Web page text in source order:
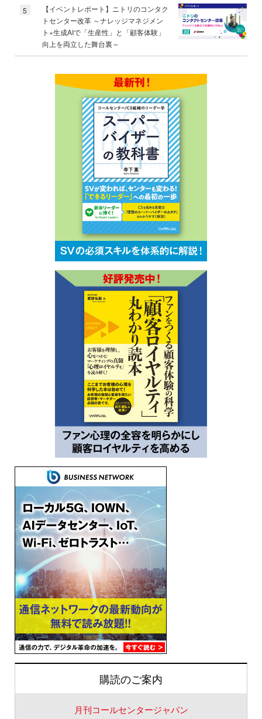
5
【イベントレポート】ニトリのコンタク
トセンター改革 ～ナレッジマネジメン
ト×生成AIで「生産性」と「顧客体験」
向上を両立した舞台裏～
購読のご案内
月刊コールセンタージャパン